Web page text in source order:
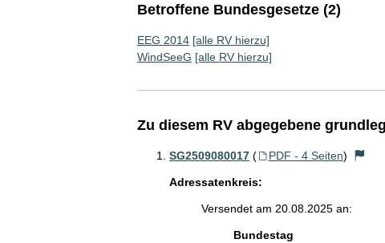
Betroffene Bundesgesetze (2)
EEG 2014 [alle RV hierzu]
WindSeeG [alle RV hierzu]
Zu diesem RV abgegebene
SG2509080017 ( PDF - 4 Seiten)
Adressatenkreis:
Versendet am 20.08.2025 an:
Bundestag